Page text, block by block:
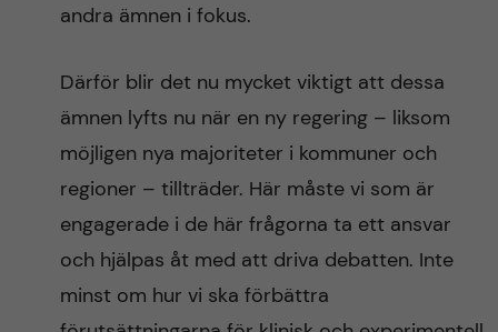
andra ämnen i fokus.
Därför blir det nu mycket viktigt att dessa
ämnen lyfts nu när en ny regering – liksom
möjligen nya majoriteter i kommuner och
regioner – tillträder. Här måste vi som är
engagerade i de här frågorna ta ett ansvar
och hjälpas åt med att driva debatten. Inte
minst om hur vi ska förbättra